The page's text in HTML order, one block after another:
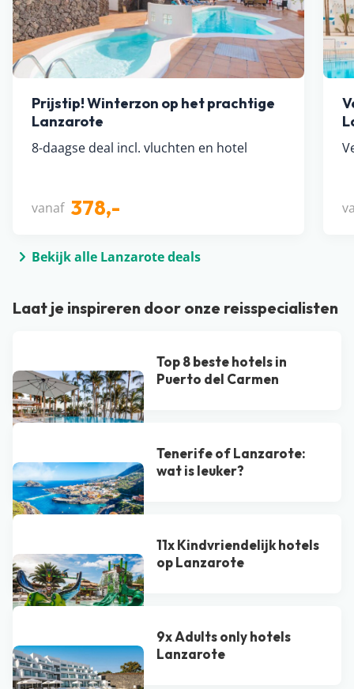
Prijstip! Winterzon op het prachtige
Lanzarote
8-daagse deal incl. vluchten en hotel
vanaf 378,-
Bekijk alle Lanzarote deals
Laat je inspireren door onze reisspecialisten
Top 8 beste hotels in
Puerto del Carmen
Tenerife of Lanzarote:
wat is leuker?
11x Kindvriendelijk hotels
op Lanzarote
9x Adults only hotels
Lanzarote